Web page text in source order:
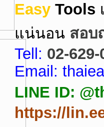
Easy Tools
แน่นอน สอบ
Tell: 02-629-
Email:
LINE ID:
https://